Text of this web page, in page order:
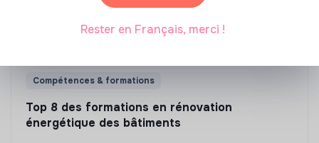
Compétences & formations
Top 8 des formations en rénovation
énergétique des bâtiments
Rester en Français, merci !